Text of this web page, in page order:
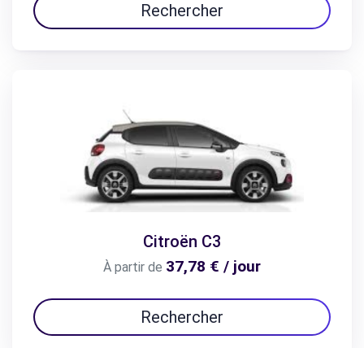
Rechercher
Citroën C3
À partir de 37,78 € / jour
Rechercher